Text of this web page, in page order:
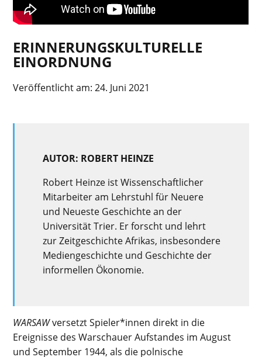
ERINNERUNGSKULTURELLE
EINORDNUNG
Veröffentlicht am:24. Juni 2021
AUTOR: ROBERT HEINZE
Robert Heinze ist Wissenschaftlicher
Mitarbeiter am Lehrstuhl für Neuere
und Neueste Geschichte an der
Universität Trier. Er forscht und lehrt
zur Zeitgeschichte Afrikas, insbesondere
Mediengeschichte und Geschichte der
informellen Ökonomie.
WARSAWversetzt Spieler*innen direkt in die
Ereignisse des Warschauer Aufstandes im August
und September 1944, als die polnische